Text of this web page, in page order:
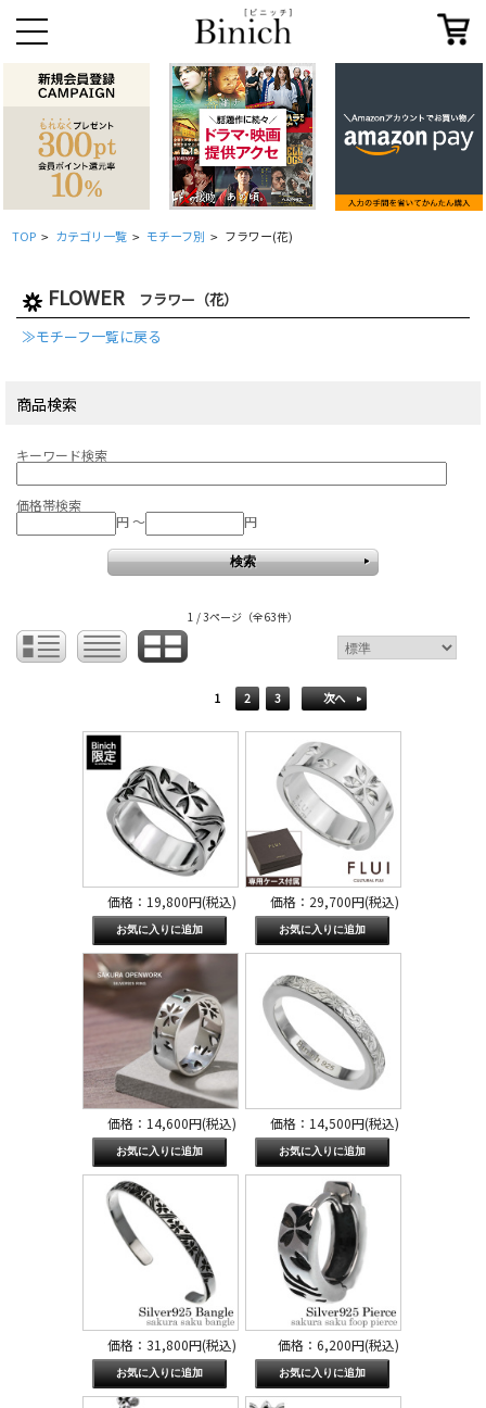
TOP > カテゴリ一覧 > モチーフ別 > フラワー(花)
FLOWER フラワー（花）
≫モチーフ一覧に戻る
商品検索
キーワード検索
価格帯検索
円 ～
円
1 / 3ページ （全63件）
1 2 3 次へ
価格：19,800円(税込) 価格：29,700円(税込)
価格：14,600円(税込) 価格：14,500円(税込)
価格：31,800円(税込) 価格：6,200円(税込)